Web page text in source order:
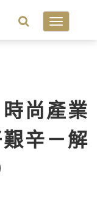
Toggle
尚產業
辛－解